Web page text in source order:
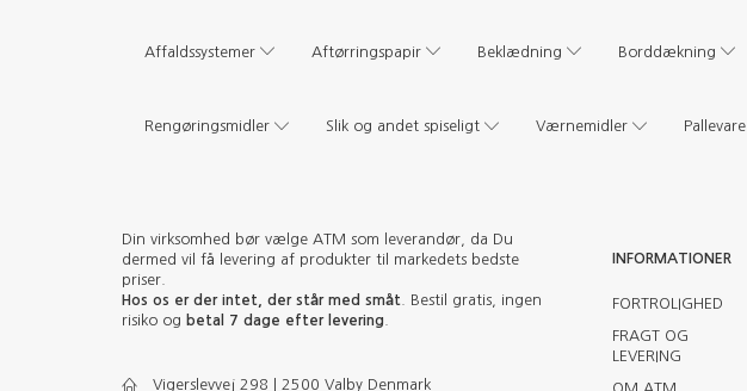
Affaldssystemer Aftørringspapir Beklædning Borddækning
Rengøringsmidler Slik og andet spiseligt Værnemidler Pallevare
Din virksomhed bør vælge ATM som leverandør, da Du
dermed vil få levering af produkter til markedets bedste
priser.
Hos os er der intet, der står med småt . Bestil gratis, ingen
risiko og betal 7 dage efter levering
Vigerslevvej 298 | 2500 Valby Denmark
INFORMATIONER
FORTROLIGHED
FRAGT OG
LEVERING